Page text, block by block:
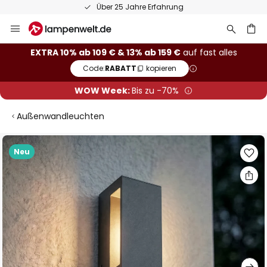
Über 25 Jahre Erfahrung
Inhalt
springen
EXTRA 10% ab 109 € & 13% ab 159 €auf fast alles
Code:RABATT kopieren
WOW Week:Bis zu -70%
Außenwandleuchten
Neu
Zum
Ende
der
Bildgalerie
springen